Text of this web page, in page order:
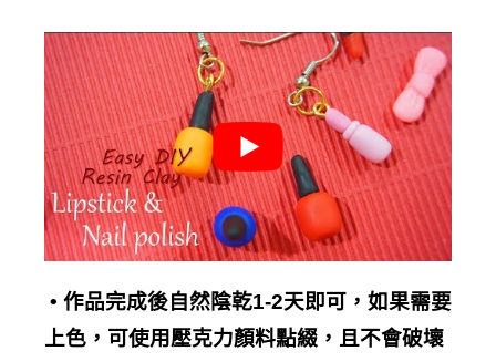
• 作品完成後自然陰乾1-2天即可，如果需要
上色 ，可使用壓克力顏料點綴，且不會破壞